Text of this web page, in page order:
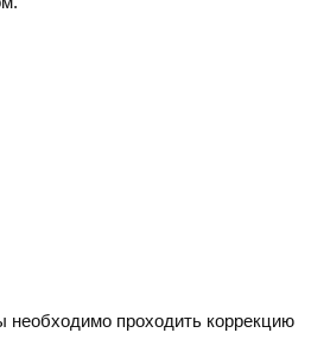
необходимо проходить коррекцию